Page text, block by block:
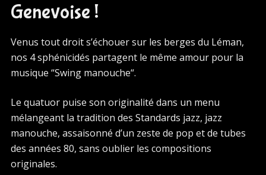
Genevoise !
Venus tout droit s’échouer sur les berges du Léman,
nos 4 sphénicidés partagent le même amour pour la
musique “Swing manouche“.
Le quatuor puise son originalité dans un menu
mélangeant la tradition des Standards jazz, jazz
manouche, assaisonné d’un zeste de pop et de tubes
des années 80, sans oublier les compositions
originales.